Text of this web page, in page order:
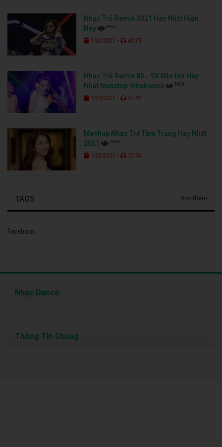
Nhạc Trẻ Remix 2021 Hay Nhất Hiện
Nay
8987
1/23/2021 - 48:35
Nhạc Trẻ Remix 8X - 9X Đầu Đời Hay
Nhất Nonstop Vinahouse
5636
1/21/2021 - 53:42
Mashup Nhạc Trẻ Tâm Trạng Hay Nhất
2021
6003
1/20/2021 - 55:00
TAGS Đọc thêm
Facebook
Nhạc Dance
Thông Tin Chung